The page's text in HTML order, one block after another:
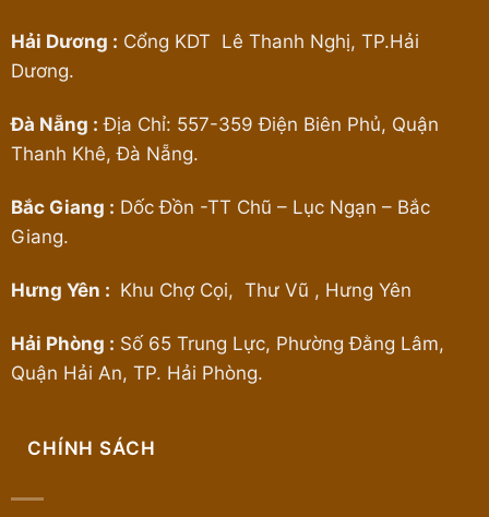
Hải Dương : Cổng KDT Lê Thanh Nghị, TP.Hải
Dương.
Đà Nẵng : Địa Chỉ: 557-359 Điện Biên Phủ, Quận
Thanh Khê, Đà Nẵng.
Bắc Giang : Dốc Đồn -TT Chũ – Lục Ngạn – Bắc
Giang.
Hưng Yên : Khu Chợ Cọi, Thư Vũ , Hưng Yên
Hải Phòng : Số 65 Trung Lực, Phường Đằng Lâm,
Quận Hải An, TP. Hải Phòng.
CHÍNH SÁCH